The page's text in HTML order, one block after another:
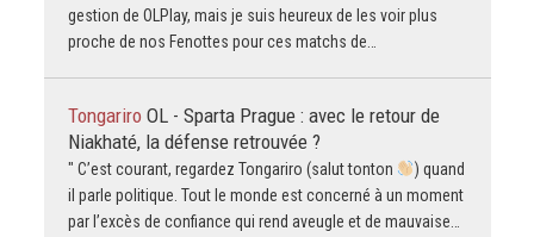
gestion de OLPlay, mais je suis heureux de les voir plus
proche de nos Fenottes pour ces matchs de…
Tongariro OL - Sparta Prague : avec le retour de
Niakhaté, la défense retrouvée ?
" C’est courant, regardez Tongariro (salut tonton
) quand
il parle politique. Tout le monde est concerné à un moment
par l’excès de confiance qui rend aveugle et de mauvaise…